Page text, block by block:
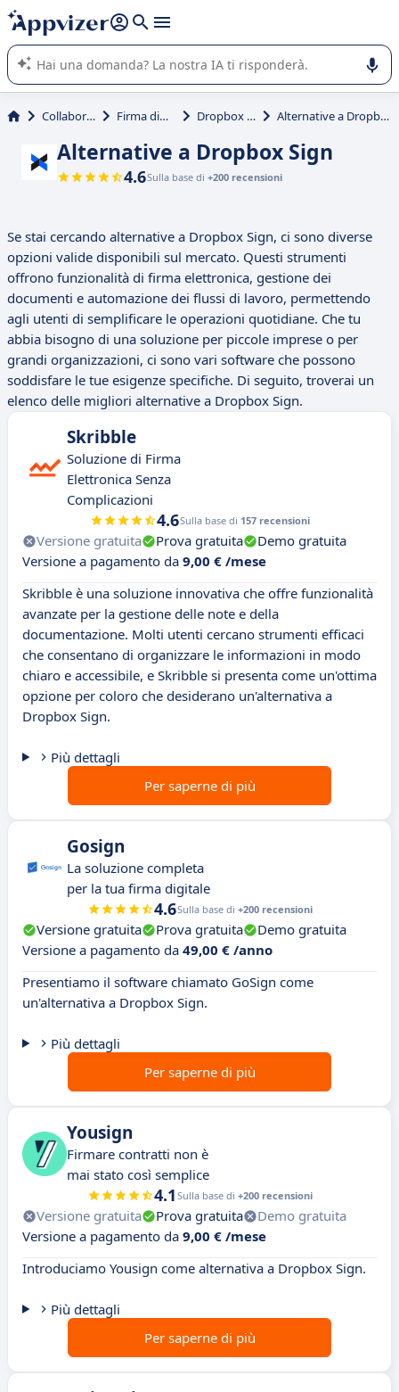
righe con
shift + enter
L'IA di Appvizer vi guida nell'utilizzo o nella scelta di un
software SaaS per la vostra azienda.
Collaborativi Firma digitale Dropbox Sign Alternative a Dropbox Sign
Alternative a Dropbox Sign
4.6Sulla base di +200 recensioni
Se stai cercando alternative a Dropbox Sign, ci sono diverse
opzioni valide disponibili sul mercato. Questi strumenti
offrono funzionalità di firma elettronica, gestione dei
documenti e automazione dei flussi di lavoro, permettendo
agli utenti di semplificare le operazioni quotidiane. Che tu
abbia bisogno di una soluzione per piccole imprese o per
grandi organizzazioni, ci sono vari software che possono
soddisfare le tue esigenze specifiche. Di seguito, troverai un
elenco delle migliori alternative a Dropbox Sign.
Skribble
Soluzione di Firma
Elettronica Senza
Complicazioni
4.6Sulla base di 157 recensioni
Versione gratuita Prova gratuita
Demo gratuita
Versione a pagamento da 9,00 € /mese
Skribble è una soluzione innovativa che offre funzionalità
avanzate per la gestione delle note e della
documentazione. Molti utenti cercano strumenti efficaci
che consentano di organizzare le informazioni in modo
chiaro e accessibile, e Skribble si presenta come un'ottima
opzione per coloro che desiderano un'alternativa a
Dropbox Sign.
Più dettagli
Per saperne di più
Gosign
La soluzione completa
per la tua firma digitale
4.6Sulla base di +200 recensioni
Versione gratuita Prova gratuita
Demo gratuita
Versione a pagamento da 49,00 € /anno
Presentiamo il software chiamato GoSign come
un'alternativa a Dropbox Sign.
Più dettagli
Per saperne di più
Yousign
Firmare contratti non è
mai stato così semplice
4.1 Sulla base di +200 recensioni
Versione gratuita Prova gratuita
Demo gratuita
Versione a pagamento da 9,00 € /mese
Introduciamo Yousign come alternativa a Dropbox Sign.
Più dettagli
Per saperne di più